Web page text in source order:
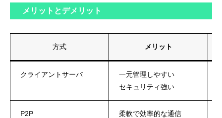
メリットとデメリット
方式 メリット
クライアントサーバ
一元管理しやすい
セキュリティ強い
P2P 柔軟で効率的な通信